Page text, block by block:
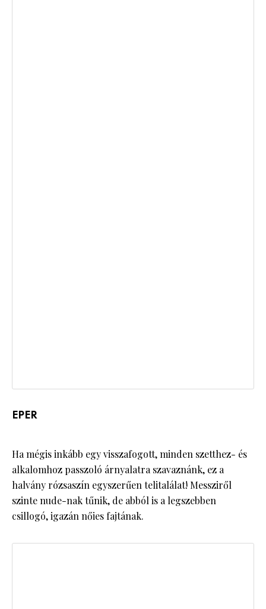
EPER
Ha mégis inkább egy visszafogott, minden szetthez- és
alkalomhoz passzoló árnyalatra szavaznánk, ez a
halvány rózsaszín egyszerűen telitalálat! Messziről
szinte nude-nak tűnik, de abból is a legszebben
csillogó, igazán nőies fajtának.